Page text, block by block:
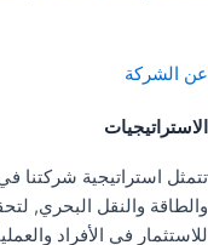
عن الشركة
الاستراتيجيات
تتمثل استراتيجية شركتنا
والطاقة والنقل البحري,
للاستثمار في الأفراد